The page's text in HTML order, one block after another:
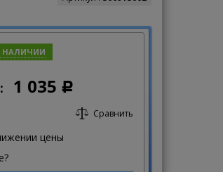
НАЛИЧИИ
1 035 Р
Сравнить
цены